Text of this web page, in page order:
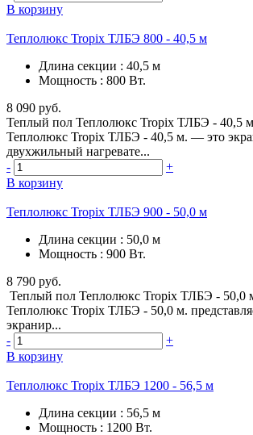
В корзину
Теплолюкс Tropix ТЛБЭ 800 - 40,5 м
Длина секции : 40,5 м
Мощность : 800 Вт.
8 090 руб.
Теплый пол Теплолюкс Tropix ТЛБЭ - 40,5
Теплолюкс Tropix ТЛБЭ - 40,5 м. — это
двухжильный нагревате...
-
+
В корзину
Теплолюкс Tropix ТЛБЭ 900 - 50,0 м
Длина секции : 50,0 м
Мощность : 900 Вт.
8 790 руб.
Теплый пол Теплолюкс Tropix ТЛБЭ - 50,0
Теплолюкс Tropix ТЛБЭ - 50,0 м.
экранир...
-
+
В корзину
Теплолюкс Tropix ТЛБЭ 1200 - 56,5 м
Длина секции : 56,5 м
Мощность : 1200 Вт.